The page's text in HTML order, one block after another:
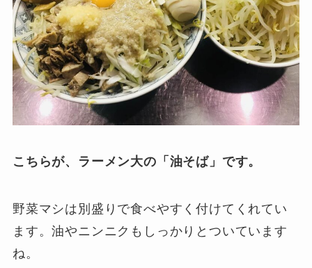
こちらが、ラーメン大の「油そば」です。
野菜マシは別盛りで食べやすく付けてくれてい
ます。油やニンニクもしっかりとついています
ね。